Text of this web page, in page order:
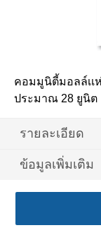
คอมมูนิตี้มอลล์เเ
ประมาณ 28 ยูนิต
รายละเอียด
ข้อมูลเพิ่มเติม